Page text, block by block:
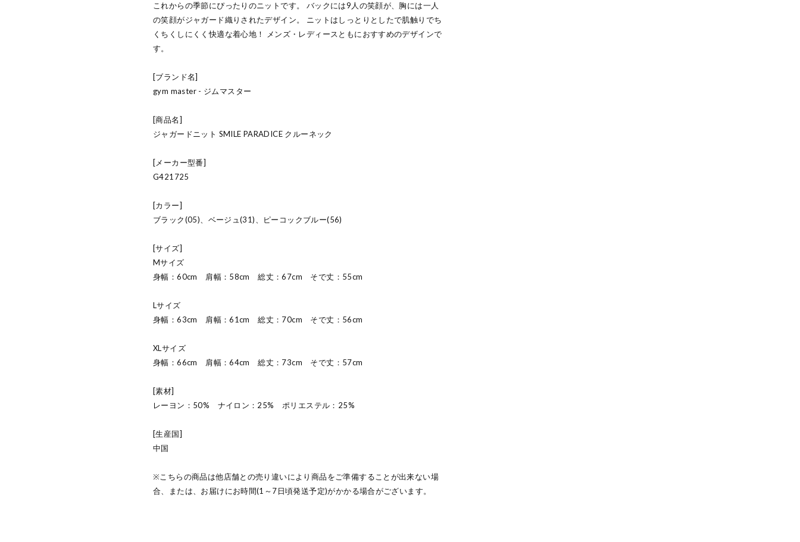
これからの季節にぴったりのニットです。 バックには9人の笑顔が、胸には一人
の笑顔がジャガード織りされたデザイン。 ニットはしっとりとしたで肌触りでち
くちくしにくく快適な着心地！ メンズ・レディースともにおすすめのデザインで
す。
[ブランド名]
gym master - ジムマスター
[商品名]
ジャガードニット SMILE PARADICE クルーネック
[メーカー型番]
G421725
[カラー]
ブラック(05)、ベージュ(31)、ピーコックブルー(56)
[サイズ]
Mサイズ
身幅：60cm 肩幅：58cm 総丈：67cm そで丈：55cm
Lサイズ
身幅：63cm 肩幅：61cm 総丈：70cm そで丈：56cm
XLサイズ
身幅：66cm 肩幅：64cm 総丈：73cm そで丈：57cm
[素材]
レーヨン：50% ナイロン：25% ポリエステル：25%
[生産国]
中国
※こちらの商品は他店舗との売り違いにより商品をご準備することが出来ない場
合、または、お届けにお時間(1～7日頃発送予定)がかかる場合がございます。